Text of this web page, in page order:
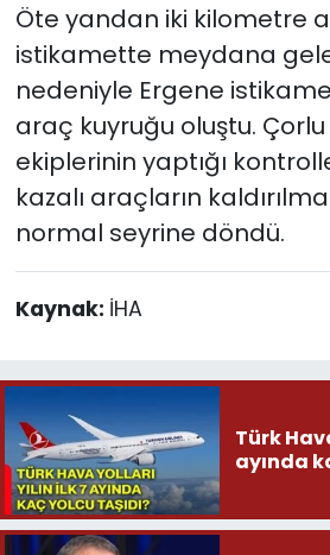
Öte yandan iki kilometre
istikamette meydana
nedeniyle Ergene
araç kuyruğu oluştu.
ekiplerinin yaptığı
kazalı araçların
normal seyrine döndü.
Kaynak: İHA
Türk
ayında